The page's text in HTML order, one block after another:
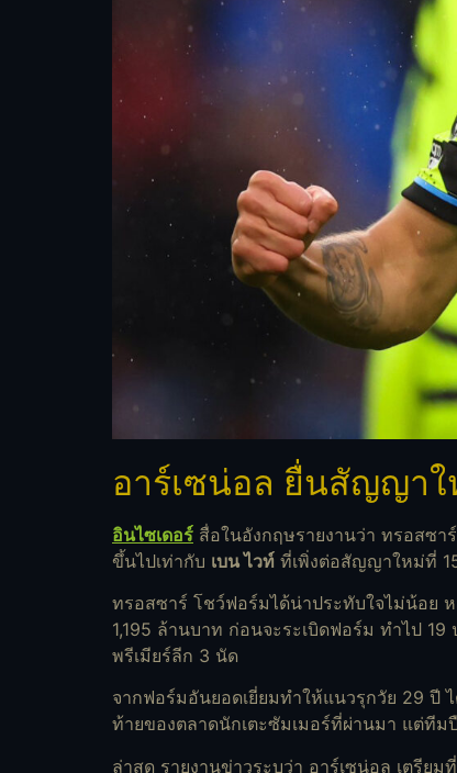
อาร์เซน่อล ยื่นสัญญาใ
อินไซเดอร์ สื่อในอังกฤษรายงานว่า ทรอสซา
ขึ้นไปเท่ากับ เบน ไวท์ ที่เพิ่งต่อสัญญาใหม่ที่
ทรอสซาร์ โชว์ฟอร์มได้น่าประทับใจไม่น้อย
1,195 ล้านบาท ก่อนจะระเบิดฟอร์ม ทำไป
พรีเมียร์ลีก 3 นัด
จากฟอร์มอันยอดเยี่ยมทำให้แนวรุกวัย 29 ปี
ท้ายของตลาดนักเตะซัมเมอร์ที่ผ่านมา แต่ที
ล่าสุด รายงานข่าวระบุว่า อาร์เซน่อล เตรี